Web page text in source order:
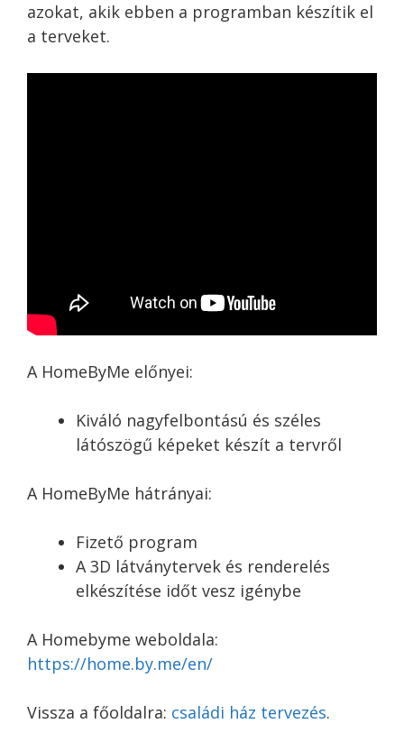
azokat, akik ebben a programban készítik el
a terveket.
A HomeByMe előnyei:
Kiváló nagyfelbontású és széles
látószögű képeket készít a tervről
A HomeByMe hátrányai:
Fizető program
A 3D látványtervek és renderelés
elkészítése időt vesz igénybe
A Homebyme weboldala:
https://home.by.me/en/
Vissza a főoldalra: családi ház tervezés.